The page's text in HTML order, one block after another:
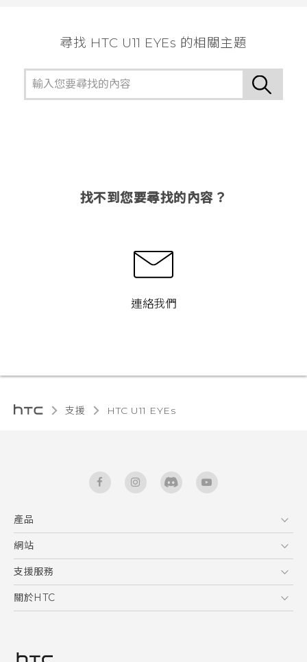
尋找 HTC U11 EYEs 的相關主題
找不到您要尋找的內容？
連絡我們
支援 HTC U11 EYEs‎
產品
5G
智能手機
區塊鍊手機
網站
HTC Dev
HTC Research
支援服務
服務中心
關於HTC